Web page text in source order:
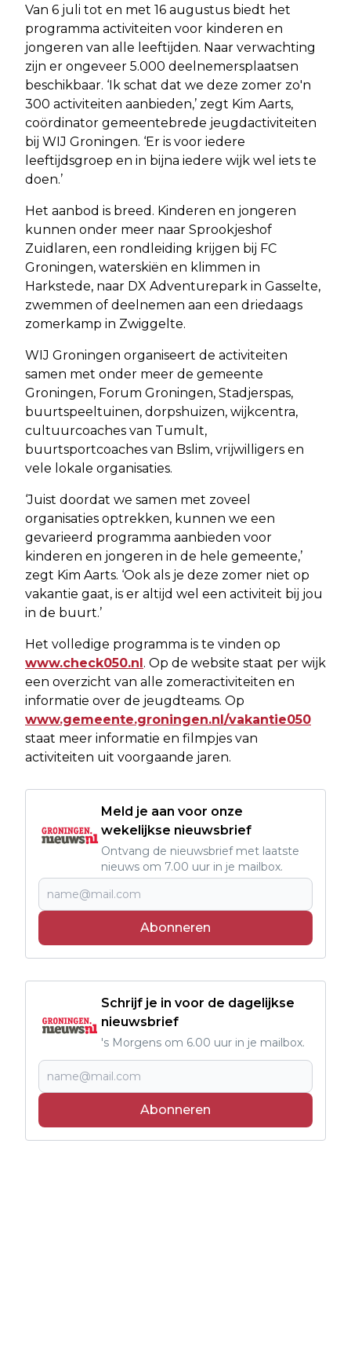
Van 6 juli tot en met 16 augustus biedt het
programma activiteiten voor kinderen en
jongeren van alle leeftijden. Naar verwachting
zijn er ongeveer 5.000 deelnemersplaatsen
beschikbaar. ‘Ik schat dat we deze zomer zo'n
300 activiteiten aanbieden,’ zegt Kim Aarts,
coördinator gemeentebrede jeugdactiviteiten
bij WIJ Groningen. ‘Er is voor iedere
leeftijdsgroep en in bijna iedere wijk wel iets te
doen.’
Het aanbod is breed. Kinderen en jongeren
kunnen onder meer naar Sprookjeshof
Zuidlaren, een rondleiding krijgen bij FC
Groningen, waterskiën en klimmen in
Harkstede, naar DX Adventurepark in Gasselte,
zwemmen of deelnemen aan een driedaags
zomerkamp in Zwiggelte.
WIJ Groningen organiseert de activiteiten
samen met onder meer de gemeente
Groningen, Forum Groningen, Stadjerspas,
buurtspeeltuinen, dorpshuizen, wijkcentra,
cultuurcoaches van Tumult,
buurtsportcoaches van Bslim, vrijwilligers en
vele lokale organisaties.
‘Juist doordat we samen met zoveel
organisaties optrekken, kunnen we een
gevarieerd programma aanbieden voor
kinderen en jongeren in de hele gemeente,’
zegt Kim Aarts. ‘Ook als je deze zomer niet op
vakantie gaat, is er altijd wel een activiteit bij jou
in de buurt.’
Het volledige programma is te vinden op
www.check050.nl . Op de website staat per wijk
een overzicht van alle zomeractiviteiten en
informatie over de jeugdteams. Op
www.gemeente.groningen.nl/vakantie050
staat meer informatie en filmpjes van
activiteiten uit voorgaande jaren.
Meld je aan voor onze
wekelijkse nieuwsbrief
Ontvang de nieuwsbrief met laatste
nieuws om 7.00 uur in je mailbox.
Abonneren
Schrijf je in voor de dagelijkse
nieuwsbrief
's Morgens om 6.00 uur in je mailbox.
Abonneren